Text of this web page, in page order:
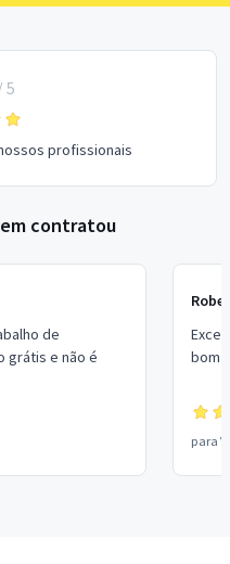
5
profissionais
contratou
de
grátis e não é
bom
para